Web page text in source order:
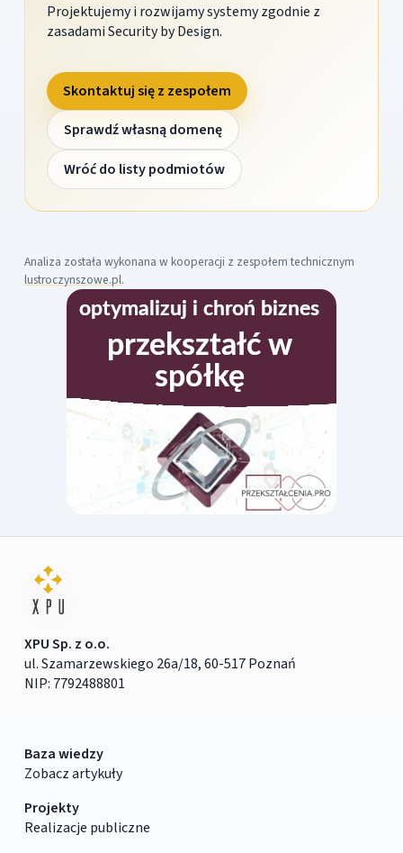
Projektujemy i rozwijamy systemy zgodnie z
zasadami Security by Design.
Skontaktuj się z zespołem
Sprawdź własną domenę
Wróć do listy podmiotów
Analiza została wykonana w kooperacji z zespołem technicznym
lustroczynszowe.pl.
XPU Sp. z o.o.
ul. Szamarzewskiego 26a/18, 60-517 Poznań
NIP: 7792488801
Baza wiedzy
Zobacz artykuły
Projekty
Realizacje publiczne